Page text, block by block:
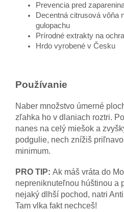
Prevencia pred
Decentná citrusová vôňa
gulopachu
Prírodné extrakty na
Hrdo vyrobené v Česku
Používanie
Naber množstvo úmerné
zľahka ho v dlaniach roztri.
nanes na celý miešok a
podgulie, nech znížiš
minimum.
PRO TIP: Ak máš vráta do
nepreniknuteľnou húštinou a
nejaký dlhší pochod, natri
Tam vlka fakt nechceš!